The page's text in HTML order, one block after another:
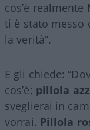
cos’è
ti è stato messo
la verità”.
E gli chiede:
cos’è; pillola
sveglierai in
vorrai. Pillola